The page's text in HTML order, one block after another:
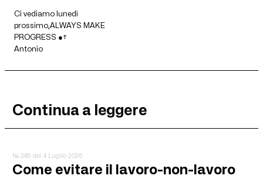
Ci vediamo lunedì
prossimo,ALWAYS MAKE
PROGRESS ●↑
Antonio
Continua a leggere
№ 246 del 4 Luglio 2026
Come evitare il lavoro-non-lavoro